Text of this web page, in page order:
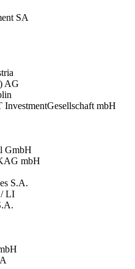
SA
AG
mbH
GmbH
mbH
S.A.
LI